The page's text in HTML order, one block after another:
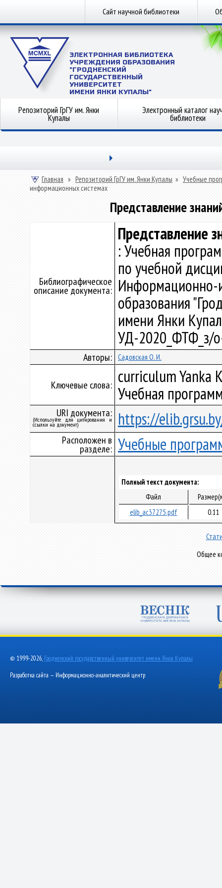
Сайт научной библиотеки
ЭЛЕКТРОННАЯ БИБЛИОТЕКА
УЧРЕЖДЕНИЯ ОБРАЗОВАНИЯ
"ГРОДНЕНСКИЙ
ГОСУДАРСТВЕННЫЙ
УНИВЕРСИТЕТ
ИМЕНИ ЯНКИ КУПАЛЫ"
Репозиторий ГрГУ им. Янки
Купалы
Электронный каталог
библиотеки
Главная » Репозиторий ГрГУ им. Янки Купалы » Учебные
информационных системах
Представление
Библиографическое
описание документа:
Представление
: Учебная
по учебной
Информационно-
образования
имени Янки
УД-2020_ФТФ_з/
Авторы: Садовская О. И.
Ключевые слова: curriculum Yanka
Учебная
URI документа:
(Используйте для цитирования и
ссылки на документ) https://
Расположен в
разделе: Учебные
Полный текст документа:
Файл
elib_ac37275.pdf
0.11
Общее
© 1999-2026, Гродненский государственный университет имени Янки Купалы
Разработка сайта — Информационно-аналитический центр